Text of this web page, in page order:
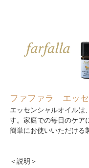
ファファラ エッ
エッセンシャルオイルは
す。家庭での毎日のケア
簡単にお使いいただける
＜説明＞